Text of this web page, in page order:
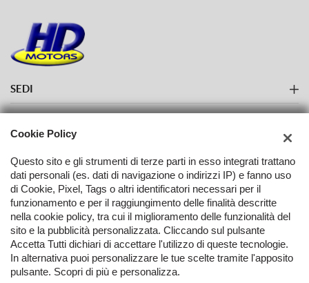
SEDI
Sede di Torino
AZIENDA
Contatti
TORNA IN CIMA
Copyright © 2026 Hd Motors Di P.L.V. Srl - P.IVA 08619820015 -
Leggi l'informativa sulla privacy-Cookie Policy
Cookie Policy
Questo sito e gli strumenti di terze parti in esso integrati trattano
dati personali (es. dati di navigazione o indirizzi IP) e fanno uso
di Cookie, Pixel, Tags o altri identificatori necessari per il
funzionamento e per il raggiungimento delle finalità descritte
nella cookie policy, tra cui il miglioramento delle funzionalità del
sito e la pubblicità personalizzata. Cliccando sul pulsante
Accetta Tutti dichiari di accettare l'utilizzo di queste tecnologie.
In alternativa puoi personalizzare le tue scelte tramite l'apposito
pulsante. Scopri di più e personalizza.